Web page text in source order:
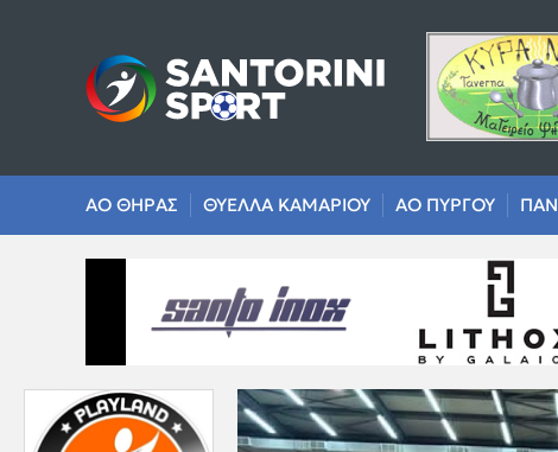
ΑΟ ΘΗΡΑΣ ΘΥΕΛΛΑ ΚΑΜΑΡΙΟΥ ΑΟ ΠΥΡΓΟΥ